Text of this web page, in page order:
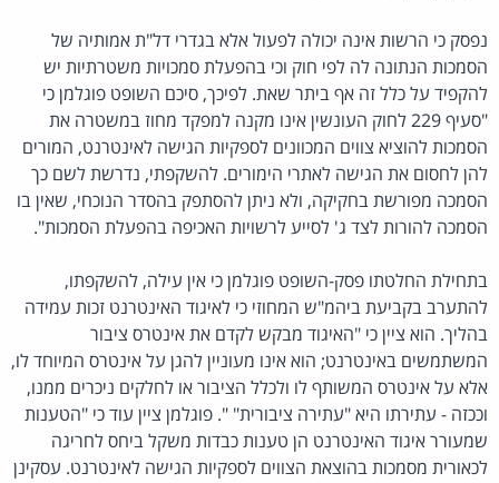
נפסק כי הרשות אינה יכולה לפעול אלא בגדרי דל"ת אמותיה של
הסמכות הנתונה לה לפי חוק וכי בהפעלת סמכויות משטרתיות יש
להקפיד על כלל זה אף ביתר שאת. לפיכך, סיכם השופט פוגלמן כי
"סעיף 229 לחוק העונשין אינו מקנה למפקד מחוז במשטרה את
הסמכות להוציא צווים המכוונים לספקיות הגישה לאינטרנט, המורים
להן לחסום את הגישה לאתרי הימורים. להשקפתי, נדרשת לשם כך
הסמכה מפורשת בחקיקה, ולא ניתן להסתפק בהסדר הנוכחי, שאין בו
הסמכה להורות לצד ג' לסייע לרשויות האכיפה בהפעלת הסמכות".
בתחילת החלטתו פסק-השופט פוגלמן כי אין עילה, להשקפתו,
להתערב בקביעת ביהמ"ש המחוזי כי לאיגוד האינטרנט זכות עמידה
בהליך. הוא ציין כי "האיגוד מבקש לקדם את אינטרס ציבור
המשתמשים באינטרנט; הוא אינו מעוניין להגן על אינטרס המיוחד לו,
אלא על אינטרס המשותף לו ולכלל הציבור או לחלקים ניכרים ממנו,
וככזה - עתירתו היא "עתירה ציבורית" ". פוגלמן ציין עוד כי "הטענות
שמעורר איגוד האינטרנט הן טענות כבדות משקל ביחס לחריגה
לכאורית מסמכות בהוצאת הצווים לספקיות הגישה לאינטרנט. עסקינן